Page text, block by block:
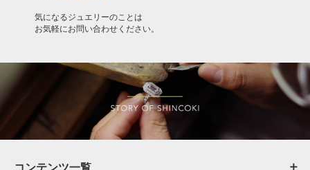
気になるジュエリーのことは
お気軽にお問い合わせください。